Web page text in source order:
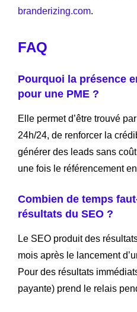
branderizing.com.
FAQ
Pourquoi la présence
pour une PME ?
Elle permet d’être trouvé
24h/24, de renforcer la
générer des leads sans
une fois le référencement
Combien de temps
résultats du SEO ?
Le SEO produit des
mois après le lancement
Pour des résultats
payante) prend le relais